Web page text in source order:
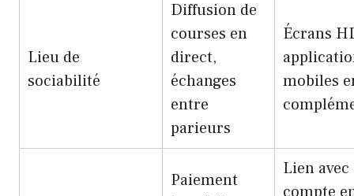
Lieu de
sociabilité
Diffusion de
courses en
direct,
échanges
entre
parieurs
Écrans
mobiles
Paiement
Lien avec
compte